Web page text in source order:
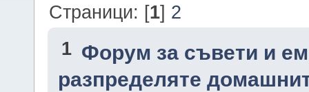
Страници: [1] 2
1 Форум за съвети и
разпределяте